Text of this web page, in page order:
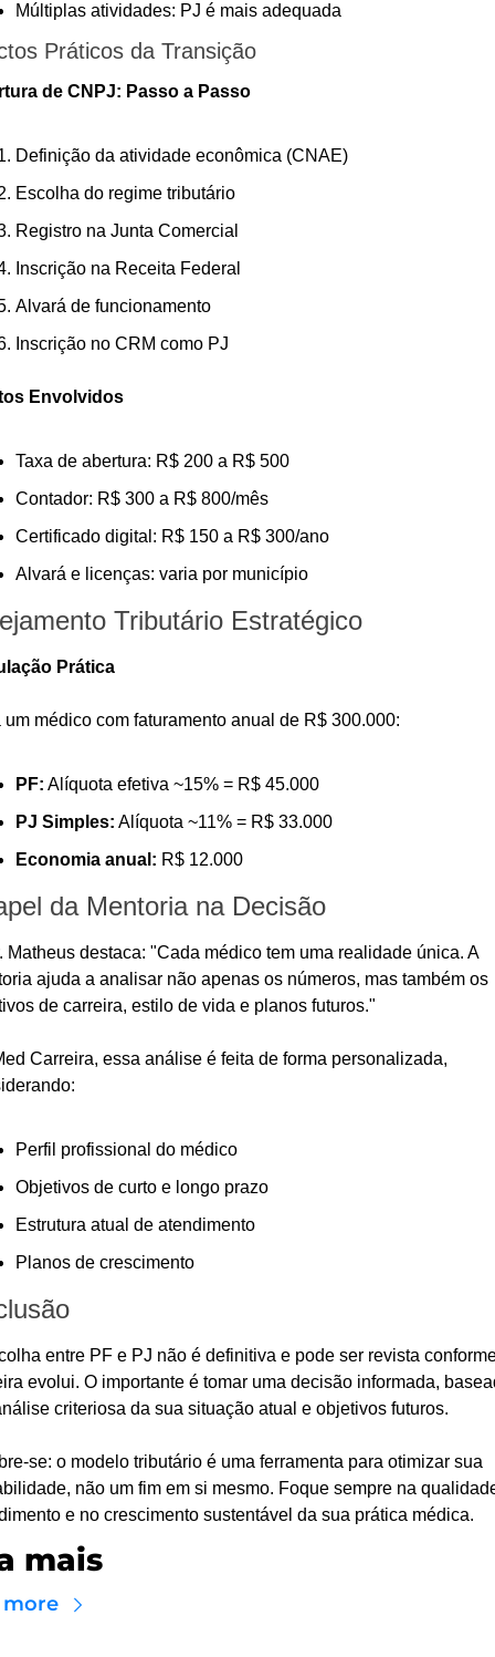
Múltiplas atividades: PJ é mais adequada
Práticos da Transição
de CNPJ: Passo a Passo
Definição da atividade econômica (CNAE)
Escolha do regime tributário
Registro na Junta Comercial
Inscrição na Receita Federal
Alvará de funcionamento
Inscrição no CRM como PJ
Envolvidos
Taxa de abertura: R$ 200 a R$ 500
Contador: R$ 300 a R$ 800/mês
Certificado digital: R$ 150 a R$ 300/ano
Alvará e licenças: varia por município
Tributário Estratégico
Prática
um médico com faturamento anual de R$ 300.000:
PF: Alíquota efetiva ~15% = R$ 45.000
PJ Simples: Alíquota ~11% = R$ 33.000
Economia anual: R$ 12.000
da Mentoria na Decisão
Matheus destaca: "Cada médico tem uma realidade única. A
ajuda a analisar não apenas os números, mas também os
de carreira, estilo de vida e planos futuros."
Carreira, essa análise é feita de forma personalizada,
Perfil profissional do médico
Objetivos de curto e longo prazo
Estrutura atual de atendimento
Planos de crescimento
entre PF e PJ não é definitiva e pode ser revista
evolui. O importante é tomar uma decisão informada,
criteriosa da sua situação atual e objetivos futuros.
se: o modelo tributário é uma ferramenta para otimizar sua
não um fim em si mesmo. Foque sempre na
e no crescimento sustentável da sua prática médica.
mais